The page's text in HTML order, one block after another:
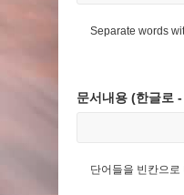
Separate words
문서내용 (한글
단어들을 빈칸으로